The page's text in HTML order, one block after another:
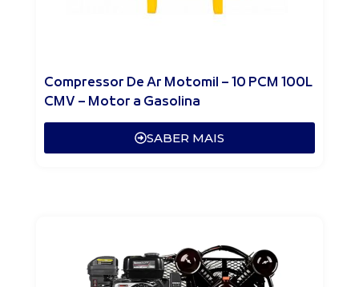
Compressor De Ar Motomil – 10 PCM 100L
CMV – Motor a Gasolina
SABER MAIS